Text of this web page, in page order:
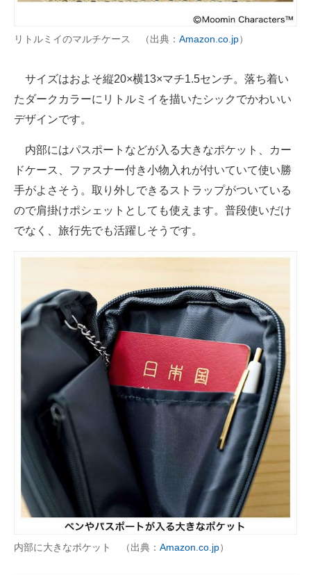
リトルミイのマルチケース （出典： Amazon.co.jp）
サイズはおよそ縦20×横13×マチ1.5センチ。落ち着い
たダークカラーにリトルミイを描いたシックでかわいい
デザインです。
内部にはパスポートなどが入る大きなポケット、カー
ドケース、ファスナー付き小物入れが付いていて使い勝
手がよさそう。取り外しできるストラップがついている
ので肩掛けポシェットとしても使えます。普段使いだけ
でなく、旅行先でも活躍しそうです。
内部に大きなポケット （出典： Amazon.co.jp）